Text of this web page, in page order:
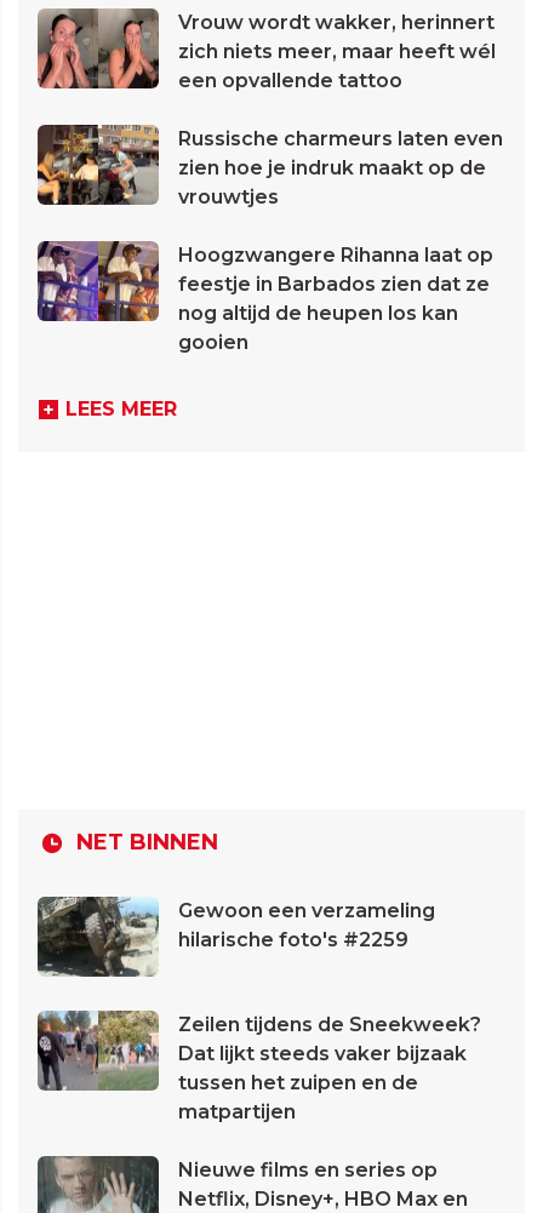
Vrouw wordt wakker, herinnert
zich niets meer, maar heeft wél
een opvallende tattoo
Russische charmeurs laten even
zien hoe je indruk maakt op de
vrouwtjes
Hoogzwangere Rihanna laat op
feestje in Barbados zien dat ze
nog altijd de heupen los kan
gooien
LEES MEER
NET BINNEN
Gewoon een verzameling
hilarische foto's #2259
Zeilen tijdens de Sneekweek?
Dat lijkt steeds vaker bijzaak
tussen het zuipen en de
matpartijen
Nieuwe films en series op
Netflix, Disney+, HBO Max en